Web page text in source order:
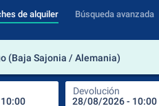
de alquiler Búsqueda avanzada
(Baja Sajonia / Alemania)
Devolución